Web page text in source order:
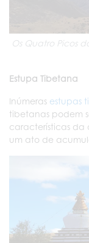
Os Quatro Picos
Estupa Tibetana
Inúmeras estupas
tibetanas podem
características da
um ato de